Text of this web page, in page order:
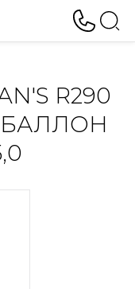
R290